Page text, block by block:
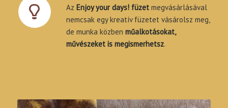
Az Enjoy your days! füzetmegvásárlásával
nemcsak egy kreatív füzetet vásárolsz meg,
de munka közben műalkotásokat,
művészeket is megismerhetsz.